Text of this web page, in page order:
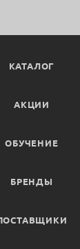
КАТАЛОГ
АКЦИИ
ОБУЧЕНИЕ
БРЕНДЫ